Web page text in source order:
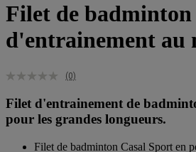
Filet de badminton
d'entrainement au
(0)
Filet d'entrainement de
pour les grandes longueurs.
Filet de badminton Casal Sport en